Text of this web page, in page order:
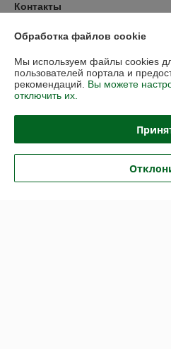
Контакты
Доставка и оплата
График работы
Политика обработки cookies
Сайт создан на платформе
Обработка файлов cookie
Мы используем файлы cookies
пользователей портала и
рекомендаций. Вы можете
отключить их.